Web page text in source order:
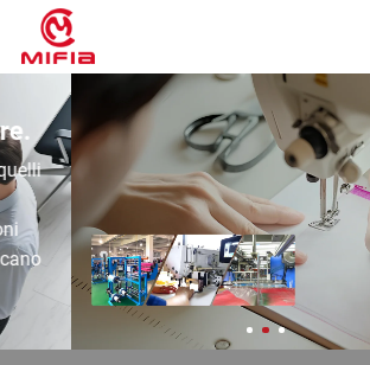
affidabili. Le tue esigenze, il
impegno.
al completamento, ti abbiamo
cartelle personalizzate, sacchetti con
su misura, siamo al tuo fianco con una
affidabile e un'eccellente competenza.